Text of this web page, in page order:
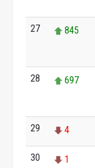
27 845
28 697
29 4
30 1